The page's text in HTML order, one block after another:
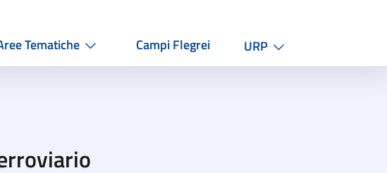
Tematiche Campi Flegrei URP